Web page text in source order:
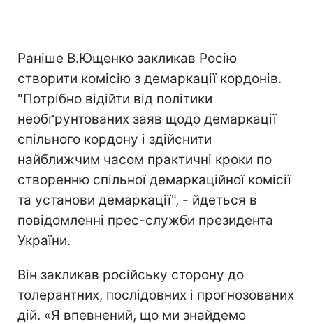
Раніше В.Ющенко закликав Росію
створити комісію з демаркації кордонів.
"Потрібно відійти від політики
необґрунтованих заяв щодо демаркації
спільного кордону і здійснити
найближчим часом практичні кроки по
створенню спільної демаркаційної комісії
та установи демаркації", - йдеться в
повідомленні прес-служби президента
України.
Він закликав російську сторону до
толерантних, послідовних і прогнозованих
дій. «Я впевнений, що ми знайдемо